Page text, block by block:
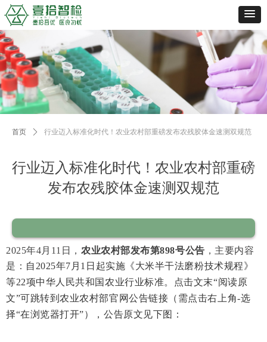
行业迈入标准化时代！农业农村部重磅
发布农残胶体金速测双规范
2025年4月11日， 农业农村部发布第898号公告 ，主要内容
是： 自2025年7 月1日起实施《大米半干法磨粉技术规程》
等22项中华人民共和国农业行业标准。点击文末“阅读原
文”可跳转到农业农村部官网公告链接（需点击右上角-选
择“在浏览器打开”），公告原文见下图：
首页 ꄲ 行业迈入标准化时代！农业农村部重磅发布农残胶体金速测双规范